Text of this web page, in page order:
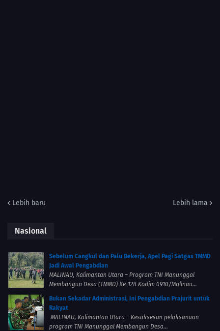
Lebih baru Lebih lama
Nasional
Sebelum Cangkul dan Palu Bekerja, Apel Pagi Satgas TMMD
Jadi Awal Pengabdian
MALINAU, Kalimantan Utara – Program TNI Manunggal
Membangun Desa (TMMD) Ke-128 Kodim 0910/Malinau...
Bukan Sekadar Administrasi, Ini Pengabdian Prajurit untuk
Rakyat
MALINAU, Kalimantan Utara – Kesuksesan pelaksanaan
program TNI Manunggal Membangun Desa...